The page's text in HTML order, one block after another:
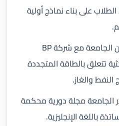
على بناء نماذج أولية
تتعاون الجامعة مع شركة BP
تتعلق بالطاقة المتجددة
والغاز.
الجامعة مجلة دورية محكمة
باللغة الإنجليزية.